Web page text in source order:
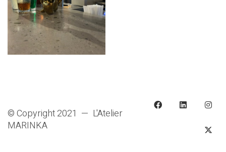
© Copyright 2021 — L'Atelier
MARINKA